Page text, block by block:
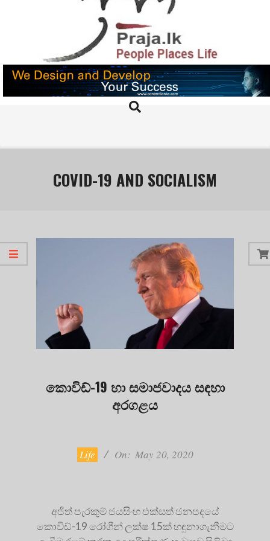
PRAJA.LK
Search
COVID-19 AND SOCIALISM
කොවිඩ්-19 හා සමාජවාදය සඳහා
අරගළය
Life On: May 20, 2020
අජිත් පැරකුම් ජයසිංහ එක්සත් ජනපදයේ
කොවිඩ්-19 රෝගීන් ලක්ෂ 15ක් හඳුනාගැනීමට